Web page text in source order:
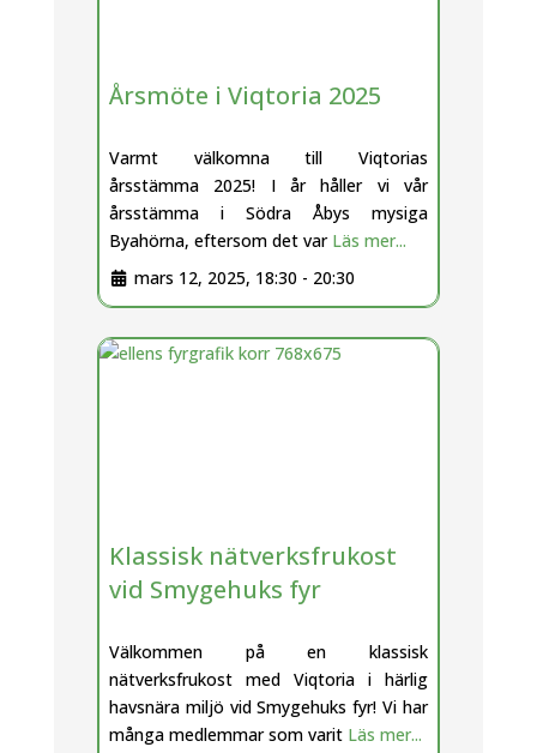
Årsmöte i Viqtoria 2025
Varmt välkomna till Viqtorias
årsstämma 2025! I år håller vi vår
årsstämma i Södra Åbys mysiga
Byahörna, eftersom det var Läs mer...
mars 12, 2025, 18:30 - 20:30
Klassisk nätverksfrukost
vid Smygehuks fyr
Välkommen på en klassisk
nätverksfrukost med Viqtoria i härlig
havsnära miljö vid Smygehuks fyr! Vi har
många medlemmar som varit Läs mer...